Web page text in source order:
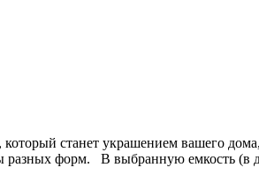
станет украшением вашего
разных форм. В выбранную емкость (в